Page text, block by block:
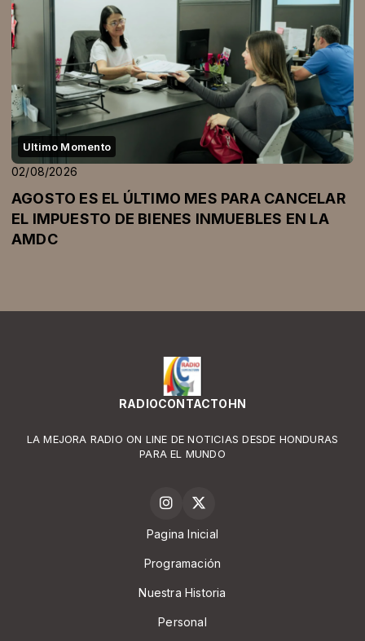
Ultimo Momento
02/08/2026
AGOSTO ES EL ÚLTIMO MES PARA CANCELAR
EL IMPUESTO DE BIENES INMUEBLES EN LA
AMDC
RADIOCONTACTOHN
LA MEJORA RADIO ON LINE DE NOTICIAS DESDE HONDURAS
PARA EL MUNDO
Pagina Inicial
Programación
Nuestra Historia
Personal